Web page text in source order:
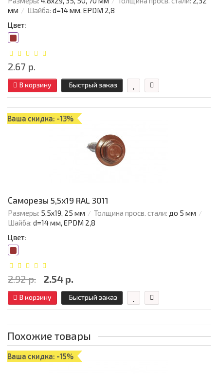
мм
Шайба: d=14 мм, EPDM 2,8
Цвет:
2.67 р.
В корзину Быстрый заказ
Ваша скидка: -13%
Саморезы 5,5х19 RAL 3011
Размеры: 5,5х19, 25 мм Толщина просв. стали: до 5 мм
Шайба: d=14 мм, EPDM 2,8
Цвет:
2.92 р. 2.54 р.
В корзину Быстрый заказ
Похожие товары
Ваша скидка: -15%